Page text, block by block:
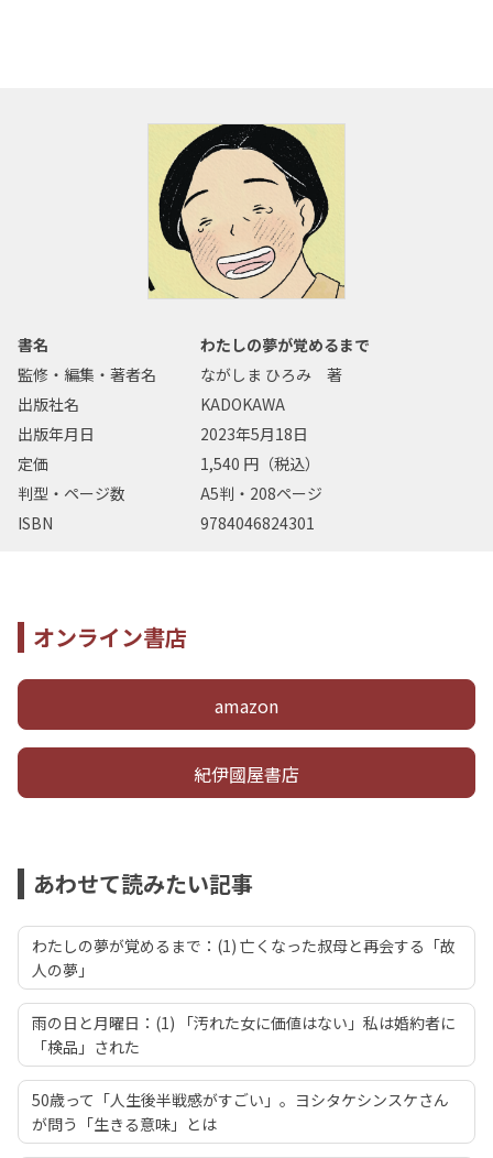
書名
わたしの夢が覚めるまで
監修・編集・著者名
ながしま ひろみ 著
出版社名
KADOKAWA
出版年月日
2023年5月18日
定価
1,540 円（税込）
判型・ページ数
A5判・208ページ
ISBN
9784046824301
オンライン書店
amazon
紀伊國屋書店
あわせて読みたい記事
わたしの夢が覚めるまで：(1) 亡くなった叔母と再会する「故
人の夢」
雨の日と月曜日：(1) 「汚れた女に価値はない」私は婚約者に
「検品」された
50歳って「人生後半戦感がすごい」。ヨシタケシンスケさん
が問う「生きる意味」とは